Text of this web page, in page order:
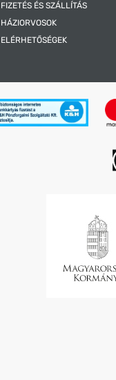
FIZETÉS ÉS SZÁLLÍTÁS
HÁZIORVOSOK
ELÉRHETŐSÉGEK